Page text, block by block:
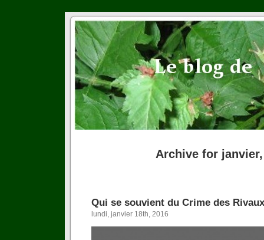
Archive for janvier,
Qui se souvient du Crime des
lundi, janvier 18th, 2016